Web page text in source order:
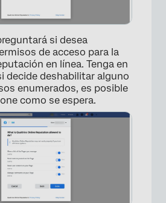
si desea
de acceso para la
en línea. Tenga en
decide deshabilitar alguno
enumerados, es posible
como se espera.